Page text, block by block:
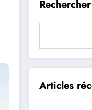
Rechercher
Articles